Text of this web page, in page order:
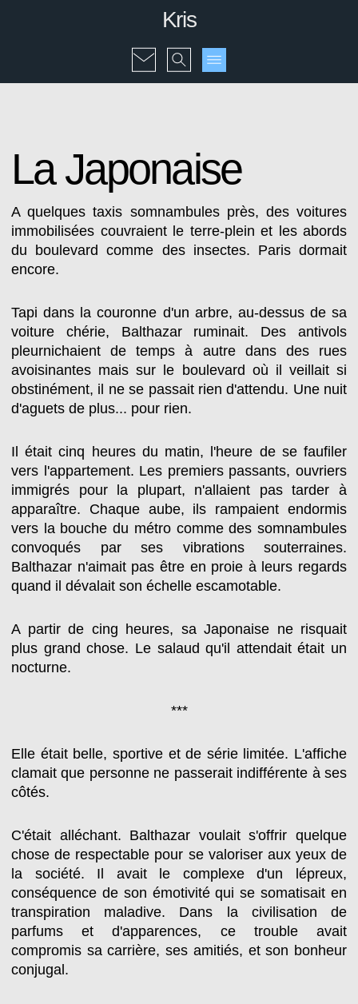
Kris
La Japonaise
A quelques taxis somnambules près, des voitures
immobilisées couvraient le terre-plein et les abords
du boulevard comme des insectes. Paris dormait
encore.
Tapi dans la couronne d'un arbre, au-dessus de sa
voiture chérie, Balthazar ruminait. Des antivols
pleurnichaient de temps à autre dans des rues
avoisinantes mais sur le boulevard où il veillait si
obstinément, il ne se passait rien d'attendu. Une nuit
d'aguets de plus... pour rien.
Il était cinq heures du matin, l'heure de se faufiler
vers l'appartement. Les premiers passants, ouvriers
immigrés pour la plupart, n'allaient pas tarder à
apparaître. Chaque aube, ils rampaient endormis
vers la bouche du métro comme des somnambules
convoqués par ses vibrations souterraines.
Balthazar n'aimait pas être en proie à leurs regards
quand il dévalait son échelle escamotable.
A partir de cing heures, sa Japonaise ne risquait
plus grand chose. Le salaud qu'il attendait était un
nocturne.
***
Elle était belle, sportive et de série limitée. L'affiche
clamait que personne ne passerait indifférente à ses
côtés.
C'était alléchant. Balthazar voulait s'offrir quelque
chose de respectable pour se valoriser aux yeux de
la société. Il avait le complexe d'un lépreux,
conséquence de son émotivité qui se somatisait en
transpiration maladive. Dans la civilisation de
parfums et d'apparences, ce trouble avait
compromis sa carrière, ses amitiés, et son bonheur
conjugal.